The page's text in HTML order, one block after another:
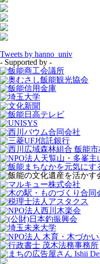
Tweets by hanno_univ
- Supported by -